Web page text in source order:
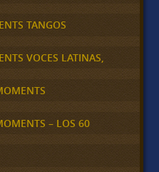
TANGOS
VOCES LATINAS,
– LOS 60